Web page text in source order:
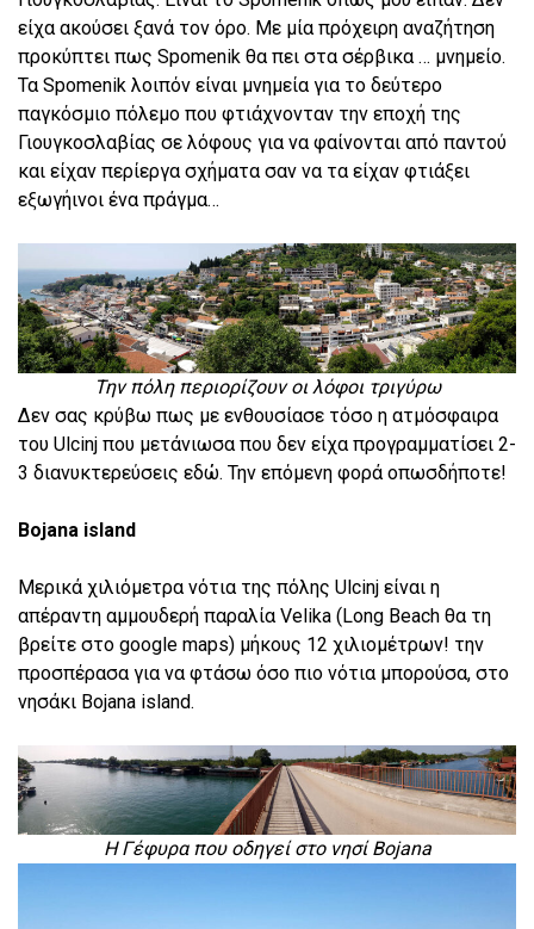
είχα ακούσει ξανά τον όρο. Με μία πρόχειρη αναζήτηση
προκύπτει πως Spomenik θα πει στα σέρβικα … μνημείο.
Τα Spomenik λοιπόν είναι μνημεία για το δεύτερο
παγκόσμιο πόλεμο που φτιάχνονταν την εποχή της
Γιουγκοσλαβίας σε λόφους για να φαίνονται από παντού
και είχαν περίεργα σχήματα σαν να τα είχαν φτιάξει
εξωγήινοι ένα πράγμα…
Την πόλη περιορίζουν οι λόφοι τριγύρω
Δεν σας κρύβω πως με ενθουσίασε τόσο η ατμόσφαιρα
του Ulcinj που μετάνιωσα που δεν είχα προγραμματίσει 2-
3 διανυκτερεύσεις εδώ. Την επόμενη φορά οπωσδήποτε!
Bojana island
Μερικά χιλιόμετρα νότια της πόλης Ulcinj είναι η
απέραντη αμμουδερή παραλία Velika (Long Beach θα τη
βρείτε στο google maps) μήκους 12 χιλιομέτρων! την
προσπέρασα για να φτάσω όσο πιο νότια μπορούσα, στο
νησάκι Bojana island.
Η Γέφυρα που οδηγεί στο νησί Bojana